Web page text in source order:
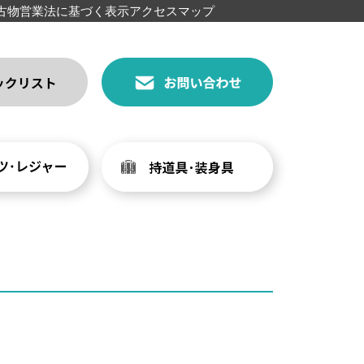
物営業法に基づく表示アクセスマップ